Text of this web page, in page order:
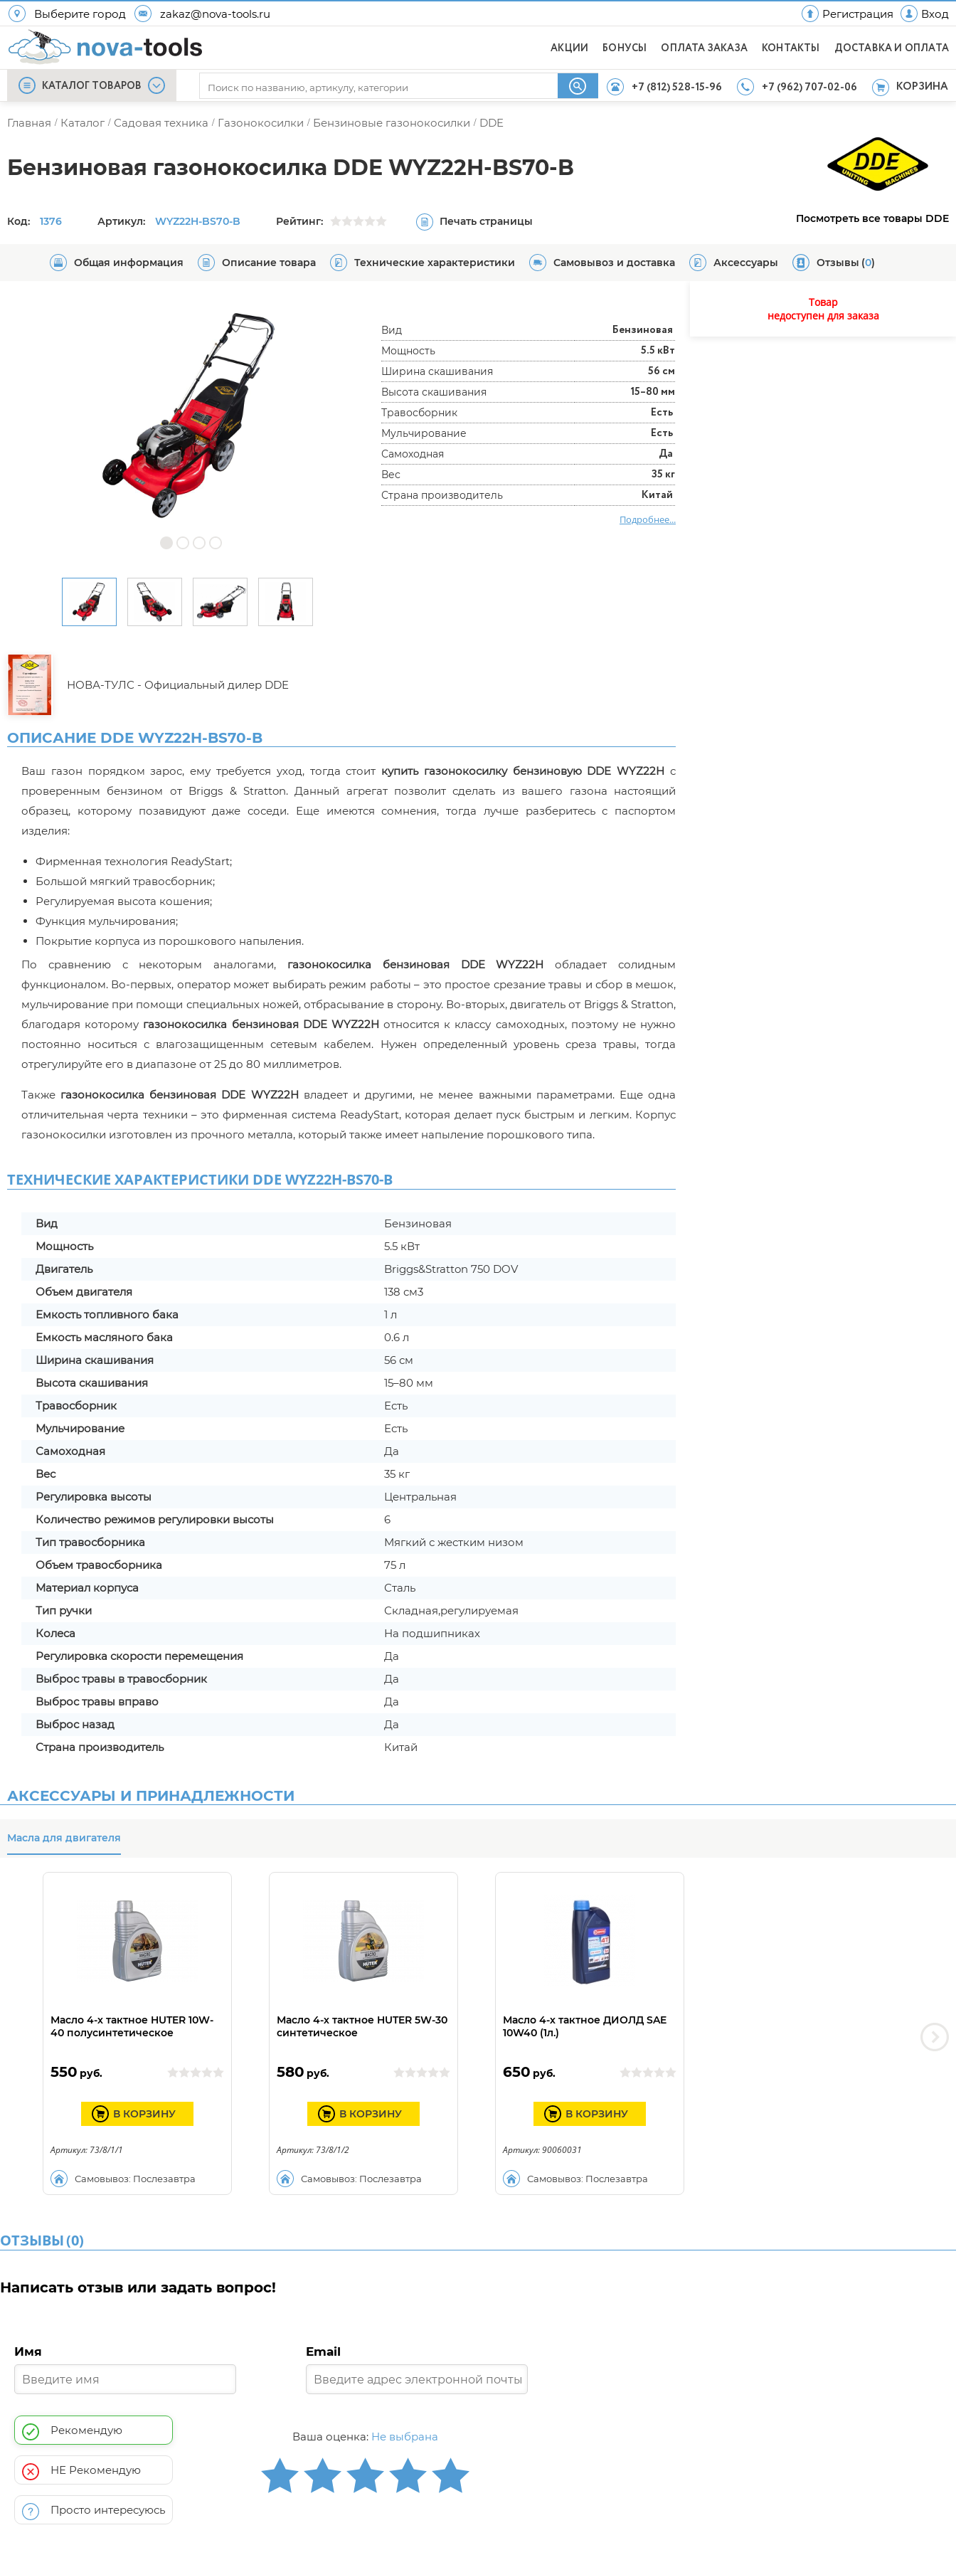
Выберите город zakaz@nova-tools.ru Регистрация Вход
АКЦИИ БОНУСЫ ОПЛАТА ЗАКАЗА КОНТАКТЫ ДОСТАВКА И ОПЛАТА
КАТАЛОГ ТОВАРОВ +7 (812) 528-15-96 +7 (962) 707-02-06 КОРЗИНА
Главная / Каталог / Садовая техника / Газонокосилки / Бензиновые газонокосилки / DDE
Бензиновая газонокосилка DDE WYZ22H-BS70-B
Код: 1376 Артикул: WYZ22H-BS70-B Рейтинг: Печать страницы Посмотреть все товары DDE
Общая информация Описание товара Технические характеристики Самовывоз и доставка Аксессуары Отзывы (0)
НОВА-ТУЛС - Официальный дилер DDE
Вид Бензиновая
Мощность 5.5 кВт
Ширина скашивания 56 см
Высота скашивания 15–80 мм
Травосборник Есть
Мульчирование Есть
Самоходная Да
Вес 35 кг
Страна производитель Китай
Подробнее...
ОПИСАНИЕ DDE WYZ22H-BS70-B
Ваш газон порядком зарос, ему требуется уход, тогда стоит купить газонокосилку бензиновую DDE WYZ22Hс
проверенным бензином от Briggs & Stratton. Данный агрегат позволит сделать из вашего газона настоящий
образец, которому позавидуют даже соседи. Еще имеются сомнения, тогда лучше разберитесь с паспортом
изделия:
Фирменная технология ReadyStart;
Большой мягкий травосборник;
Регулируемая высота кошения;
Функция мульчирования;
Покрытие корпуса из порошкового напыления.
По сравнению с некоторым аналогами, газонокосилка бензиновая DDE WYZ22Hобладает солидным
функционалом. Во-первых, оператор может выбирать режим работы – это простое срезание травы и сбор в мешок,
мульчирование при помощи специальных ножей, отбрасывание в сторону. Во-вторых, двигатель от Briggs & Stratton,
благодаря которому газонокосилка бензиновая DDE WYZ22Hотносится к классу самоходных, поэтому не нужно
постоянно носиться с влагозащищенным сетевым кабелем. Нужен определенный уровень среза травы, тогда
отрегулируйте его в диапазоне от 25 до 80 миллиметров.
Также газонокосилка бензиновая DDE WYZ22H владеет и другими, не менее важными параметрами. Еще одна
отличительная черта техники – это фирменная система ReadyStart, которая делает пуск быстрым и легким. Корпус
газонокосилки изготовлен из прочного металла, который также имеет напыление порошкового типа.
ТЕХНИЧЕСКИЕ ХАРАКТЕРИСТИКИ DDE WYZ22H-BS70-B
Вид
Бензиновая
Мощность
5.5 кВт
Двигатель
Briggs&Stratton 750 DOV
Объем двигателя
138 см3
Емкость топливного бака
1 л
Емкость масляного бака
0.6 л
Ширина скашивания
56 см
Высота скашивания
15–80 мм
Травосборник
Есть
Мульчирование
Есть
Самоходная
Да
Вес
35 кг
Регулировка высоты
Центральная
Количество режимов регулировки высоты
6
Тип травосборника
Мягкий с жестким низом
Объем травосборника
75 л
Материал корпуса
Сталь
Тип ручки
Складная,регулируемая
Колеса
На подшипниках
Регулировка скорости перемещения
Да
Выброс травы в травосборник
Да
Выброс травы вправо
Да
Выброс назад
Да
Страна производитель
Китай
Товар
недоступен для заказа
АКСЕССУАРЫ И ПРИНАДЛЕЖНОСТИ
Масла для двигателя
Масло 4-х тактное HUTER 10W-
40 полусинтетическое
550 руб.
Самовывоз: Послезавтра
В КОРЗИНУ
Артикул: 73/8/1/1
Масло 4-х тактное HUTER 5W-30
синтетическое
580 руб.
Самовывоз: Послезавтра
В КОРЗИНУ
Артикул: 73/8/1/2
Масло 4-х тактное ДИОЛД SAE
10W40 (1л.)
650 руб.
Самовывоз: Послезавтра
В КОРЗИНУ
Артикул: 90060031
ОТЗЫВЫ(0)
Написать отзыв или задать вопрос!
Имя Email
Рекомендую
НЕ Рекомендую
Просто интересуюсь
Ваша оценка: Не выбрана